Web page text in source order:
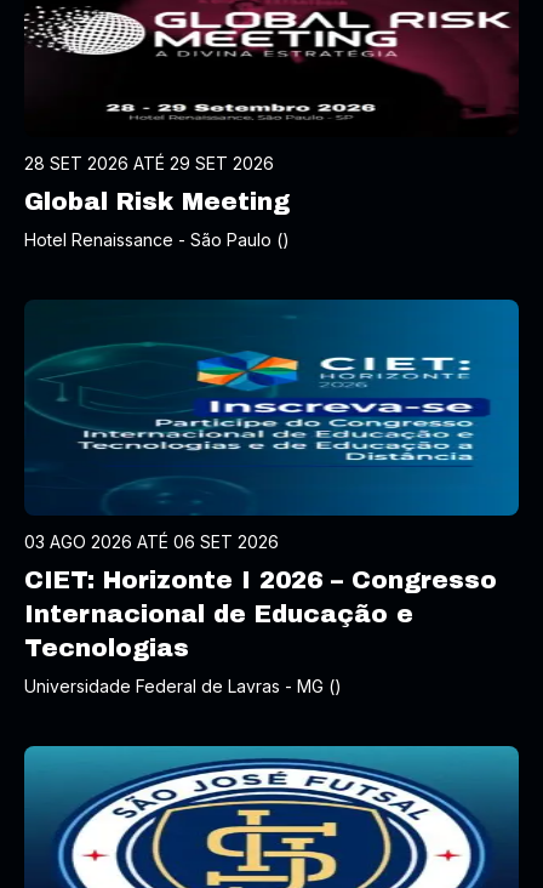
28 SET 2026 ATÉ 29 SET 2026
Global Risk Meeting
Hotel Renaissance - São Paulo ()
03 AGO 2026 ATÉ 06 SET 2026
CIET: Horizonte I 2026 – Congresso
Internacional de Educação e
Tecnologias
Universidade Federal de Lavras - MG ()